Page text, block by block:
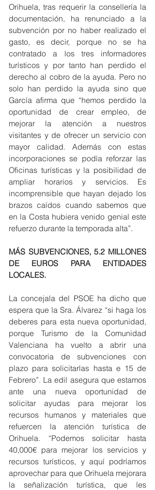
Orihuela, tras requerir la consellería la
documentación, ha renunciado a la
subvención por no haber realizado el
gasto, es decir, porque no se ha
contratado a los tres informadores
turísticos y por tanto han perdido el
derecho al cobro de la ayuda. Pero no
solo han perdido la ayuda sino que
García afirma que “hemos perdido la
oportunidad de crear empleo, de
mejorar la atención a nuestros
visitantes y de ofrecer un servicio con
mayor calidad. Además con estas
incorporaciones se podía reforzar las
Oficinas turísticas y la posibilidad de
ampliar horarios y servicios. Es
incomprensible que hayan dejado los
brazos caídos cuando sabemos que
en la Costa hubiera venido genial este
refuerzo durante la temporada alta”.
MÁS SUBVENCIONES, 5.2 MILLONES
DE EUROS PARA ENTIDADES
LOCALES.
La concejala del PSOE ha dicho que
espera que la Sra. Álvarez “si haga los
deberes para esta nueva oportunidad,
porque Turismo de la Comunidad
Valenciana ha vuelto a abrir una
convocatoria de subvenciones con
plazo para solicitarlas hasta e 15 de
Febrero”. La edil asegura que estamos
ante una nueva oportunidad de
solicitar ayudas para mejorar los
recursos humanos y materiales que
refuercen la atención turística de
Orihuela. “Podemos solicitar hasta
40,000€ para mejorar los servicios y
recursos turísticos, y aquí podríamos
aprovechar para que Orihuela mejorara
la señalización turística, que les